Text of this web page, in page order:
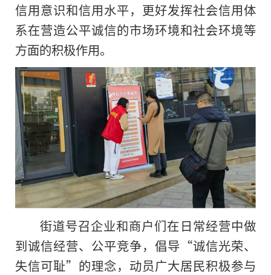
信用意识和信用水平，更好发挥社会信用体
系在营造公平诚信的市场环境和社会环境等
方面的积极作用。
街道号召企业和商户们在日常经营中做
到诚信经营、公平竞争，倡导“诚信光荣、
失信可耻”的理念，动员广大居民积极参与